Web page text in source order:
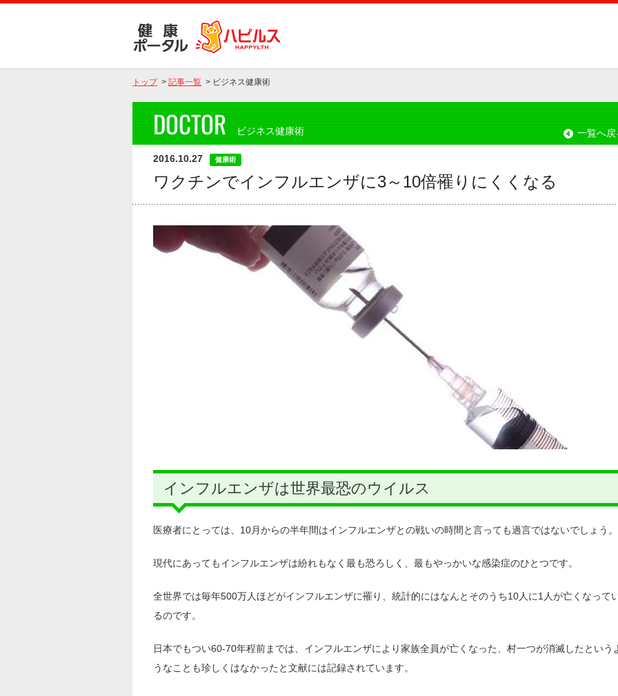
トップ > 記事一覧 > ビジネス健康術
DOCTOR ビジネス健康術 一覧へ戻
2016.10.27 健康術
ワクチンでインフルエンザに3～10倍罹りにくくなる
インフルエンザは世界最恐のウイルス
医療者にとっては、10月からの半年間はインフルエンザとの戦いの時間と言っても過言ではないでしょう。
現代にあってもインフルエンザは紛れもなく最も恐ろしく、最もやっかいな感染症のひとつです。
全世界では毎年500万人ほどがインフルエンザに罹り、統計的にはなんとそのうち10人に1人が亡くなって
るのです。
日本でもつい60-70年程前までは、インフルエンザにより家族全員が亡くなった、村一つが消滅したという
うなことも珍しくはなかったと文献には記録されています。